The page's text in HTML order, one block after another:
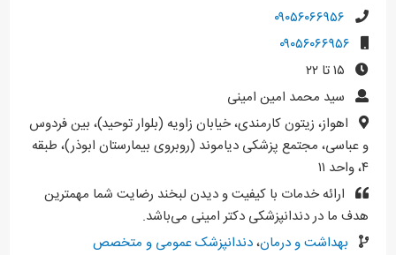
۰۹۰۵۶۰۶۶۹۵۶
۰۹۰۵۶۰۶۶۹۵۶
سید محمد امین امینی
اهواز، زیتون کارمندی، خیابان زاویه (بلوار توحید)، بین فردوس
و عباسی، مجتمع پزشکی دیاموند (روبروی بیمارستان ابوذر)، طبقه
۴، واحد ۱۱
ارائه خدمات با کیفیت و دیدن لبخند رضایت شما مهمترین
هدف ما در دندانپزشکی دکتر امینی می‌باشد.
بهداشت و درمان،دندانپزشک عمومی و متخصص